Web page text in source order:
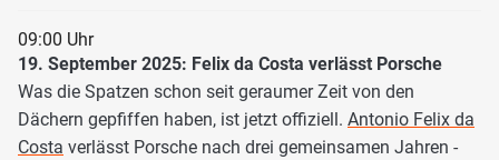
09:00 Uhr
19. September 2025: Felix da Costa verlässt Porsche
Was die Spatzen schon seit geraumer Zeit von den
Dächern gepfiffen haben, ist jetzt offiziell. Antonio Felix da
Costa verlässt Porsche nach drei gemeinsamen Jahren -